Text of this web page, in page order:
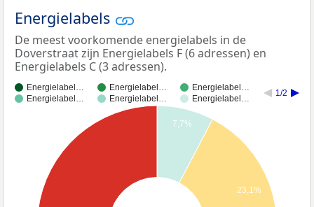
Energielabels
De meest voorkomende energielabels in de
Doverstraat zijn Energielabels F (6 adressen) en
Energielabels C (3 adressen).
Energielabel… Energielabel…
Energielabel…
Energielabel…
Energielabel… Energielabel…
1/2
7,7%
23,1%